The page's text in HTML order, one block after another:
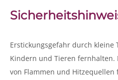
Erstickungsgefahr durch kleine
Kindern und Tieren
von Flammen und